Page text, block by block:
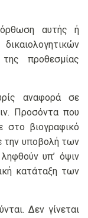
αυτής ή
προθεσμίας
αναφορά σε
Προσόντα που
στο βιογραφικό
την υποβολή των
υπ’ όψιν
κατάταξη των
Δεν γίνεται